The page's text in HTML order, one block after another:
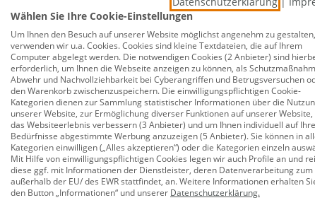
15,99 €
Comfort Gel
11,99 €
Beschreibung Datenblätter
Connex Knieschützer ErgoFix
Produktnummer:0760403953
Wählen Sie Ihre Cookie-Einstellungen
Um Ihnen den Besuch auf unserer Website möglichst angenehm zu gestalten,
verwenden wir u.a. Cookies. Cookies sind kleine Textdateien, die auf Ihrem
Computer abgelegt werden. Die notwendigen Cookies (2 Anbieter) sind
erforderlich, um Ihnen die Webseite anzeigen zu können, als
Abwehr und Nachvollziehbarkeit bei Cyberangriffen und Betrugsversuchen
den Warenkorb zwischenzuspeichern. Die einwilligungspflichtigen Cookie-
Kategorien dienen zur Sammlung statistischer Informationen über die
unserer Website, zur Ermöglichung diverser Funktionen auf unserer Website,
das Websiteerlebnis verbessern (3 Anbieter) und um Ihnen individuell auf Ihre
Bedürfnisse abgestimmte Werbung anzuzeigen (5 Anbieter). Sie können in
Kategorien einwilligen („Alles akzeptieren“) oder die Kategorien einzeln
Mit Hilfe von einwilligungspflichtigen Cookies legen wir auch Profile an und
diese ggf. mit Informationen der Dienstleister, deren Datenverarbeitung zum
außerhalb der EU/ des EWR stattfindet, an. Weitere Informationen erhalten
den Button „Informationen“ und unserer Datenschutzerklärung.